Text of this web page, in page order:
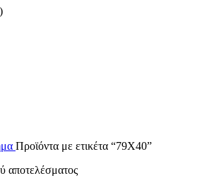
Προϊόντα με ετικέτα “79Χ40”
αποτελέσματος